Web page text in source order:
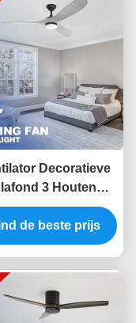
Decoratieve
3 Houten
DC 6 snelheid
Lage
geluid
de beste prijs